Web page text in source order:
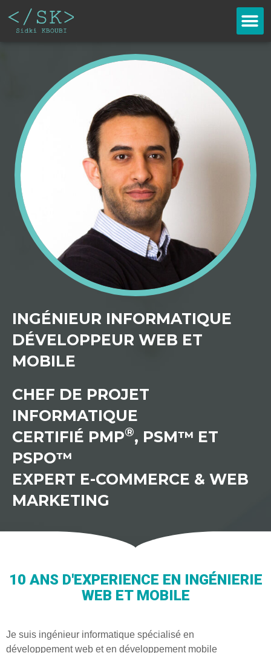
INGÉNIEUR INFORMATIQUE
DÉVELOPPEUR WEB ET
MOBILE
CHEF DE PROJET
INFORMATIQUE
CERTIFIÉ PMP®, PSM™ ET
PSPO™
EXPERT E-COMMERCE & WEB
MARKETING
10 ANS D'EXPERIENCE EN INGÉNIERIE
WEB ET MOBILE
Je suis ingénieur informatique spécialisé en
développement web et en développement mobile